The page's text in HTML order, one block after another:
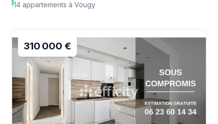
14 appartements à Vougy
310 000 €